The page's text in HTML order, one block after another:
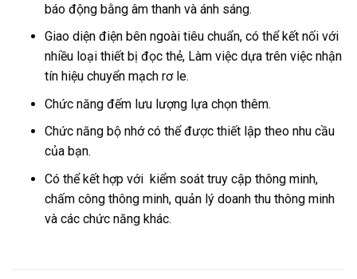
báo động bằng âm thanh và ánh sáng.
Giao diện điện bên ngoài tiêu chuẩn, có thể kết nối với
nhiều loại thiết bị đọc thẻ, Làm việc dựa trên việc nhận
tín hiệu chuyển mạch rơ le.
Chức năng đếm lưu lượng lựa chọn thêm.
Chức năng bộ nhớ có thể được thiết lập theo nhu cầu
của bạn.
Có thể kết hợp với kiểm soát truy cập thông minh,
chấm công thông minh, quản lý doanh thu thông minh
và các chức năng khác.